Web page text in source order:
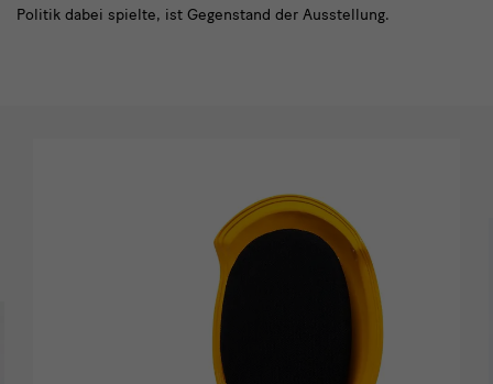
Politik dabei spielte, ist Gegenstand der Ausstellung.